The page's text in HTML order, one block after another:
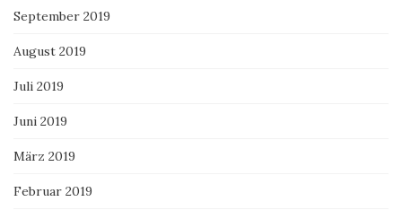
September 2019
August 2019
Juli 2019
Juni 2019
März 2019
Februar 2019